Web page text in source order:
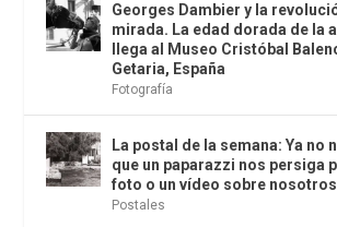
Georges Dambier y la
mirada. La edad dorada de la
llega al Museo Cristóbal
Getaria, España
Fotografía
La postal de la semana: Ya no
que un paparazzi nos persiga
foto o un vídeo sobre nosotros
Postales